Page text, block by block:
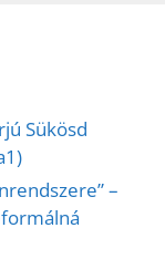
Sükösd
–